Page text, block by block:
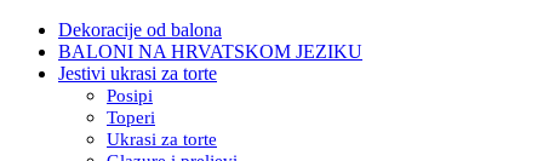
Dekoracije od balona
BALONI NA HRVATSKOM JEZIKU
Jestivi ukrasi za torte
Posipi
Toperi
Ukrasi za torte